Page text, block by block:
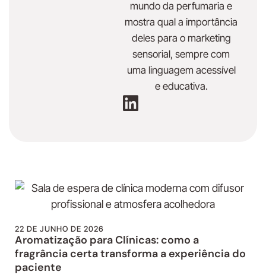
mundo da perfumaria e
mostra qual a importância
deles para o marketing
sensorial, sempre com
uma linguagem acessível
e educativa.
22 DE JUNHO DE 2026
Aromatização para Clínicas: como a
fragrância certa transforma a experiência do
paciente